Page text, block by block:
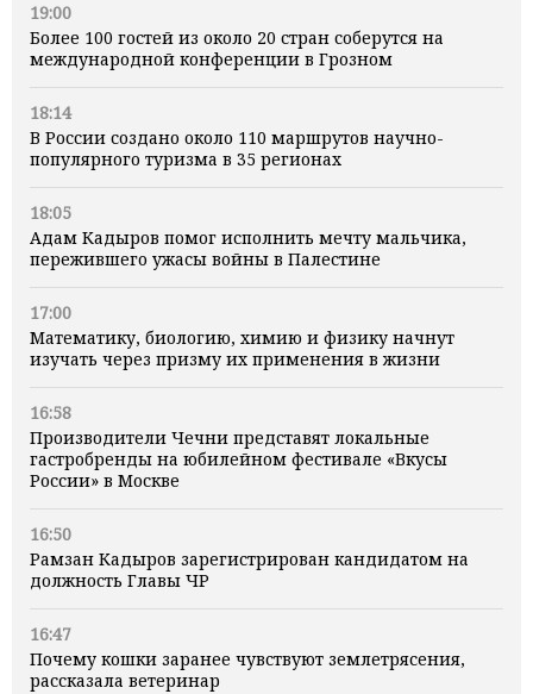
19:00
Более 100 гостей из около 20 стран соберутся на
международной конференции в Грозном
18:14
В России создано около 110 маршрутов научно-
популярного туризма в 35 регионах
18:05
Адам Кадыров помог исполнить мечту мальчика,
пережившего ужасы войны в Палестине
17:00
Математику, биологию, химию и физику начнут
изучать через призму их применения в жизни
16:58
Производители Чечни представят локальные
гастробренды на юбилейном фестивале «Вкусы
России» в Москве
16:50
Рамзан Кадыров зарегистрирован кандидатом на
должность Главы ЧР
16:47
Почему кошки заранее чувствуют землетрясения,
рассказала ветеринар